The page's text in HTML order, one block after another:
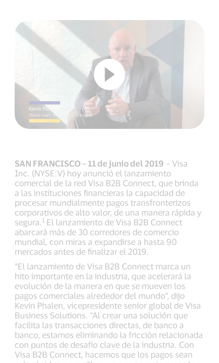
SAN FRANCISCO – 11 de junio del 2019 – Visa
Inc. (NYSE:V) hoy anunció el lanzamiento
comercial de la red Visa B2B Connect, que brinda
a las instituciones financieras la capacidad de
procesar mundialmente pagos transfronterizos
corporativos de alto valor, de una manera rápida y
segura. 1 El lanzamiento de Visa B2B Connect
abarcará más de 30 corredores de comercio
mundial, con miras a expandirse a hasta 90
mercados antes de finalizar el 2019.
“El lanzamiento de Visa B2B Connect marca un
hito importante en la industria, que acelerará la
evolución de la manera en que se mueven los
pagos comerciales alrededor del mundo”, dijo
Kevin Phalen, vicepresidente senior global de Visa
Business Solutions. “Al crear una solución que
facilita las transacciones directas, de banco a
banco, estamos eliminando la fricción relacionada
con puntos de desafío clave de la industria. Con
Visa B2B Connect, hacemos que los pagos sean